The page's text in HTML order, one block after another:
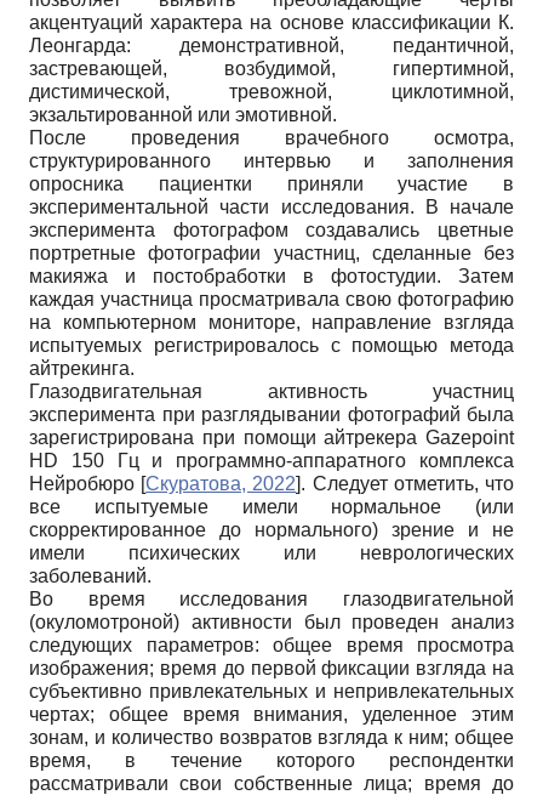
акцентуаций характера на основе классификации К.
Леонгарда: демонстративной, педантичной,
застревающей, возбудимой, гипертимной,
дистимической, тревожной, циклотимной,
экзальтированной или эмотивной.
После проведения врачебного осмотра,
структурированного интервью и заполнения
опросника пациентки приняли участие в
экспериментальной части исследования. В начале
эксперимента фотографом создавались цветные
портретные фотографии участниц, сделанные без
макияжа и постобработки в фотостудии. Затем
каждая участница просматривала свою фотографию
на компьютерном мониторе, направление взгляда
испытуемых регистрировалось с помощью метода
айтрекинга.
Глазодвигательная активность участниц
эксперимента при разглядывании фотографий была
зарегистрирована при помощи айтрекера Gazepoint
HD 150 Гц и программно-аппаратного комплекса
Нейробюро [Скуратова, 2022]. Следует отметить, что
все испытуемые имели нормальное (или
скорректированное до нормального) зрение и не
имели психических или неврологических
заболеваний.
Во время исследования глазодвигательной
(окуломотроной) активности был проведен анализ
следующих параметров: общее время просмотра
изображения; время до первой фиксации взгляда на
субъективно привлекательных и непривлекательных
чертах; общее время внимания, уделенное этим
зонам, и количество возвратов взгляда к ним; общее
время, в течение которого респондентки
рассматривали свои собственные лица; время до